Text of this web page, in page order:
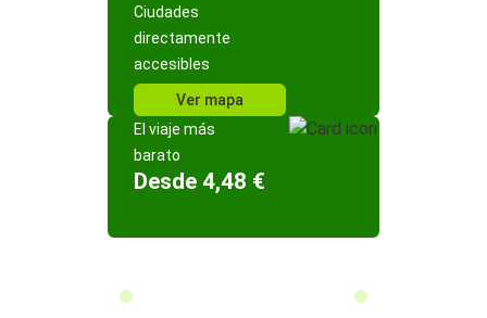
Ciudades
directamente
accesibles
Ver mapa
El viaje más
barato
Desde 4,48 €